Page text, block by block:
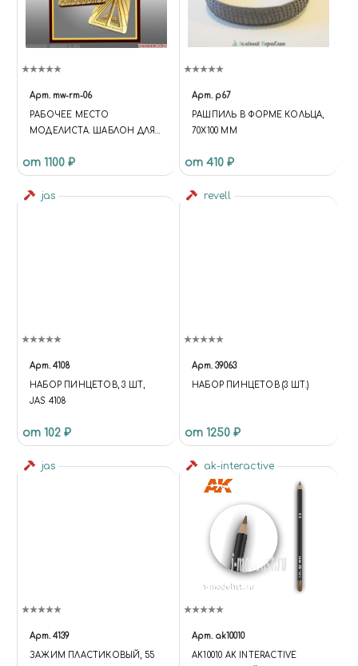
Арт. mw-rm-06
РАБОЧЕЕ МЕСТО
МОДЕЛИСТА. ШАБЛОН ДЛЯ
от 1100 ₽
Арт. p67
РАШПИЛЬ В ФОРМЕ КОЛЬЦА,
70Х100 ММ
от 410 ₽
jas
Арт. 4108
НАБОР ПИНЦЕТОВ, 3 ШТ,
JAS 4108
от 102 ₽
revell
Арт. 39063
НАБОР ПИНЦЕТОВ (3 ШТ.)
от 1250 ₽
jas
Арт. 4139
ЗАЖИМ ПЛАСТИКОВЫЙ, 55
ak-interactive
Арт. ak10010
AK10010 AK INTERACTIVE